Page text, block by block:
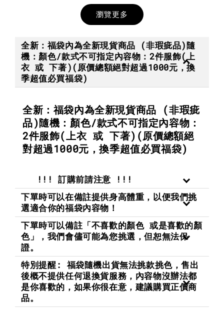
+NT$ 190
-
加入購物車
瀏覽更多
全新：福袋內為全新現貨商品 (非瑕疵品)隨
機：顏色/款式不可指定內容物：2件服飾(上
衣 或 下著)(原價總額絕對超過1000元，換
季超值必買福袋)
全新：福袋內為全新現貨商品 (非瑕疵
品)隨機：顏色/款式不可指定內容物：
2件服飾(上衣 或 下著)(原價總額絕
對超過1000元，換季超值必買福袋)
!!! 訂購前請注意 !!!
下單時可以在備註提供身高體重，以便我們挑
選適合你的福袋內容物！
下單時可以備註「不喜歡的顏色 或是喜歡的顏
色」，我們會儘可能為您挑選，但恕無法保
證。
特別提醒: 福袋隨機出貨無法挑款挑色，售出
後概不提供任何退換貨服務，內容物沒辦法都
是你喜歡的，如果你很在意，建議購買正價商
品。